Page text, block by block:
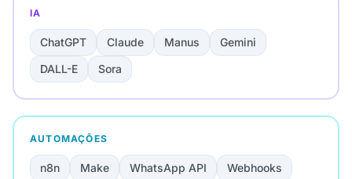
IA
ChatGPT Claude Manus
Gemini
DALL-E
Sora
AUTOMAÇÕES
n8n Make WhatsApp API
Webhooks